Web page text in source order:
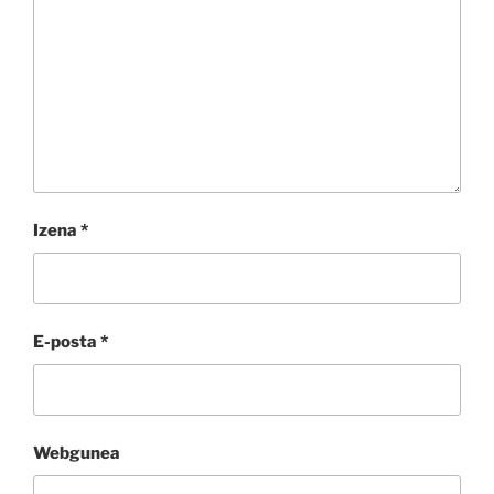
Izena *
E-posta *
Webgunea